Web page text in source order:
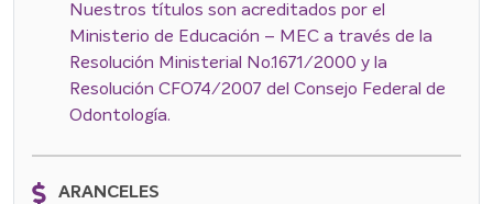
Nuestros títulos son acreditados por el
Ministerio de Educación – MEC a través de la
Resolución Ministerial No.1671/2000 y la
Resolución CFO74/2007 del Consejo Federal de
Odontología.
ARANCELES